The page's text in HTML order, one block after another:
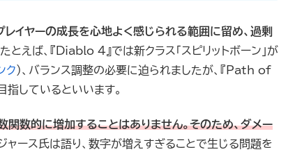
イヤーの成長を心地よく感じられる範囲に留め、過剰
とえば、『Diablo 4』では新クラス「スピリットボーン」が
ク）、バランス調整の必要に迫られましたが、『Path of
しているといいます。
数的に増加することはありません。そのため、ダメー
ャース氏は語り、数字が増えすぎることで生じる問題を